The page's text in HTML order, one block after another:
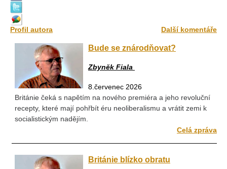
Profil autora Další komentáře
Bude se znárodňovat?
Zbyněk Fiala
8.červenec 2026
Británie čeká s napětím na nového premiéra a jeho revoluční
recepty, které mají pohřbít éru neoliberalismu a vrátit zemi k
socialistickým nadějím.
Celá zpráva
Británie blízko obratu